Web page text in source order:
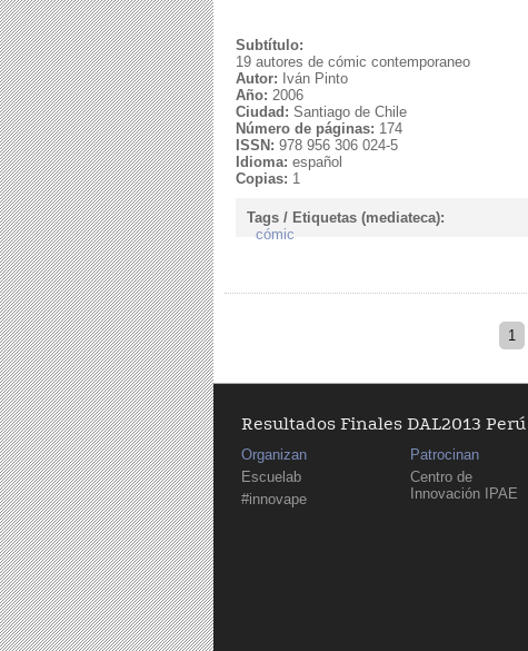
Subtítulo:
19 autores de cómic contemporaneo
Autor: Iván Pinto
Año: 2006
Ciudad: Santiago de Chile
Número de páginas: 174
ISSN: 978 956 306 024-5
Idioma: español
Copias: 1
Tags / Etiquetas (mediateca):
cómic
1
Resultados Finales DAL2013 Perú
Organizan
Escuelab
#innovape
Patrocinan
Centro de
Innovación IPAE